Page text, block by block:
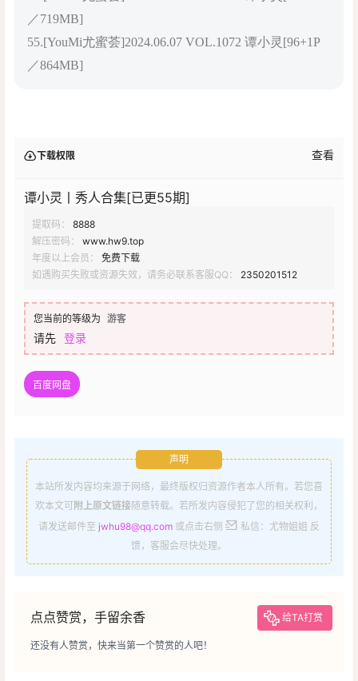
／719MB]
55.[YouMi尤蜜荟]2024.06.07 VOL.1072 谭小灵[96+1P
／864MB]
下载权限 查看
谭小灵丨秀人合集[已更55期]
提取码：
8888
解压密码：
www.hw9.top
年度以上会员：
免费下载
如遇购买失败或资源失效，请务必联系客服QQ：
2350201512
您当前的等级为 游客
请先 登录
百度网盘
声明
本站所发内容均来源于网络，最终版权归资源作者本人所有。若您喜
欢本文可 附上原文链接随意转载。若所发内容侵犯了您的相关权利，
请发送邮件至 jwhu98@qq.com 或点击右侧
私信：尤物姐姐 反
馈，客服会尽快处理。
点点赞赏，手留余香 给TA打赏
还没有人赞赏，快来当第一个赞赏的人吧！